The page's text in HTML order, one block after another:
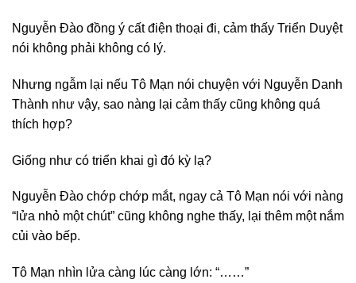
Nguyễn Đào đồng ý cất điện thoại đi, cảm thấy Triển Duyệt
nói không phải không có lý.
Nhưng ngẫm lại nếu Tô Mạn nói chuyện với Nguyễn Danh
Thành như vậy, sao nàng lại cảm thấy cũng không quá
thích hợp?
Giống như có triển khai gì đó kỳ lạ?
Nguyễn Đào chớp chớp mắt, ngay cả Tô Mạn nói với nàng
“lửa nhỏ một chút” cũng không nghe thấy, lại thêm một nắm
củi vào bếp.
Tô Mạn nhìn lửa càng lúc càng lớn: “……”